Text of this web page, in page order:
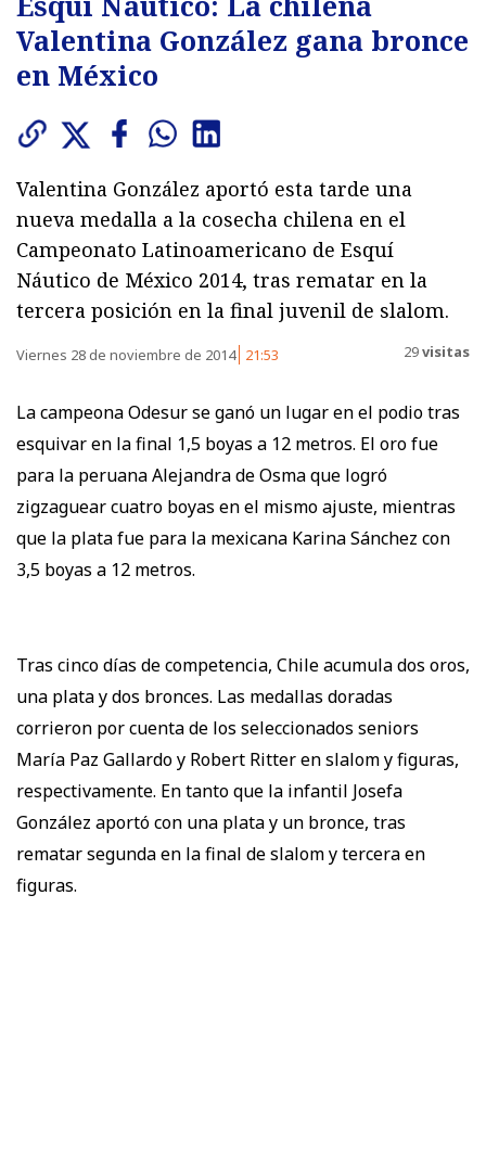
Valentina González gana bronce
Valentina González aportó esta tarde una
nueva medalla a la cosecha chilena en el
Campeonato Latinoamericano de Esquí
Náutico de México 2014, tras rematar en la
tercera posición en la final juvenil de slalom.
Viernes 28 de noviembre de 2014 21:53 29visitas
La campeona Odesur se ganó un lugar en el podio tras
esquivar en la final 1,5 boyas a 12 metros. El oro fue
para la peruana Alejandra de Osma que logró
zigzaguear cuatro boyas en el mismo ajuste, mientras
que la plata fue para la mexicana Karina Sánchez con
3,5 boyas a 12 metros.
Tras cinco días de competencia, Chile acumula dos oros,
una plata y dos bronces. Las medallas doradas
corrieron por cuenta de los seleccionados seniors
María Paz Gallardo y Robert Ritter en slalom y figuras,
respectivamente. En tanto que la infantil Josefa
González aportó con una plata y un bronce, tras
rematar segunda en la final de slalom y tercera en
figuras.